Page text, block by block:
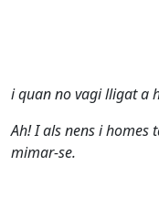
i quan no vagi lligat a
Ah! I als nens i homes
mimar-se.